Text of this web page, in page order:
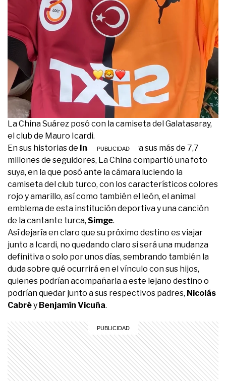
La China Suárez posó con la camiseta del Galatasaray,
el club de Mauro Icardi.
En sus historias de Instagram, para sus más de 7,7
millones de seguidores, La China compartió una foto
suya, en la que posó ante la cámara luciendo la
camiseta del club turco, con los característicos colores
rojo y amarillo, así como también el león, el animal
emblema de esta institución deportiva y una canción
de la cantante turca, Simge.
Así dejaría en claro que su próximo destino es viajar
junto a Icardi, no quedando claro si será una mudanza
definitiva o solo por unos días, sembrando también la
duda sobre qué ocurrirá en el vínculo con sus hijos,
quienes podrían acompañarla a este lejano destino o
podrían quedar junto a sus respectivos padres, Nicolás
Cabréy Benjamín Vicuña.